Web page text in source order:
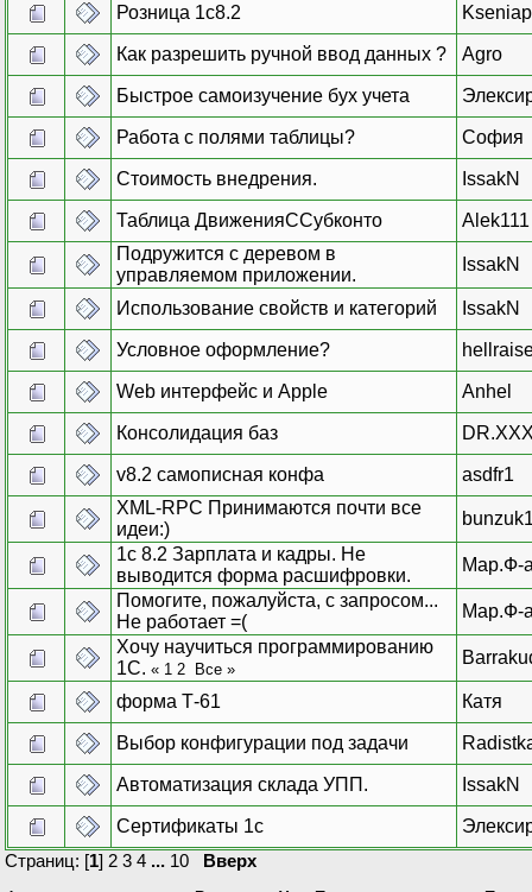
Розница 1с8.2
Как разрешить ручной ввод данных ? Agro
Быстрое самоизучение бух учета
Работа с полями таблицы? София
Стоимость внедрения. IssakN
Таблица ДвиженияССубконто
Alek111
Подружится с деревом в
управляемом приложении.
IssakN
Использование свойств и категорий IssakN
Условное оформление?
Web интерфейс и Apple Anhel
Консолидация баз
v8.2 самописная конфа
asdfr1
XML-RPC Принимаются почти все
идеи:)
1с 8.2 Зарплата и кадры. Не
выводится форма расшифровки.
Мар.Ф-
Помогите, пожалуйста, с запросом...
Не работает =(
Мар.Ф-
Хочу научиться программированию
1С. « 1 2 Все »
форма Т-61 Катя
Выбор конфигурации под задачи
Автоматизация склада УПП. IssakN
Сертификаты 1с
Страниц: [1] 2 3 4 ... 10 Вверх